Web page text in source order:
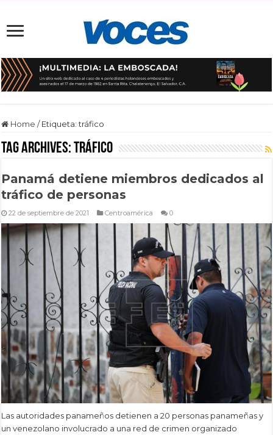
Home / Etiqueta:tráfico
Tag Archives:tráfico
Panamá detiene miembros dedicados al
tráfico de personas
22 de septiembre de 2021 Centroamérica 0
Las autoridades panameños detienen a 20 personas panameñas y
un venezolano involucrado a una red de crimen organizado